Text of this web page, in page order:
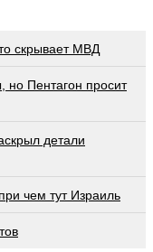
скрывает МВД
Пентагон просит
детали
чем тут Израиль